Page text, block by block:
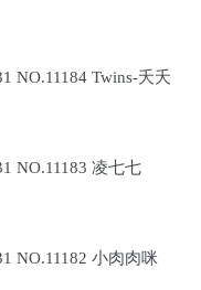
NO.11184 Twins-夭夭
NO.11183 凌七七
NO.11182 小肉肉咪